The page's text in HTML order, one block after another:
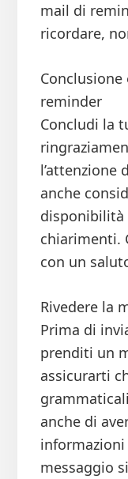
mail di
ricordare,
reminder
Concludi la
l’attenzione
anche
disponibilità
chiarimenti.
con un
Rivedere la
Prima di
prenditi un
assicurarti
anche di
informazioni
messaggio